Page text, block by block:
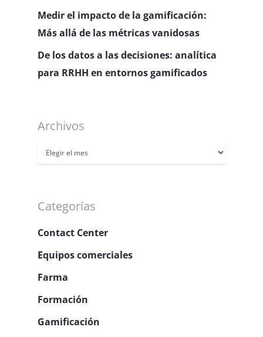
Medir el impacto de la gamificación:
Más allá de las métricas vanidosas
De los datos a las decisiones: analítica
para RRHH en entornos gamificados
Archivos
Archivos
Categorías
Contact Center
Equipos comerciales
Farma
Formación
Gamificación